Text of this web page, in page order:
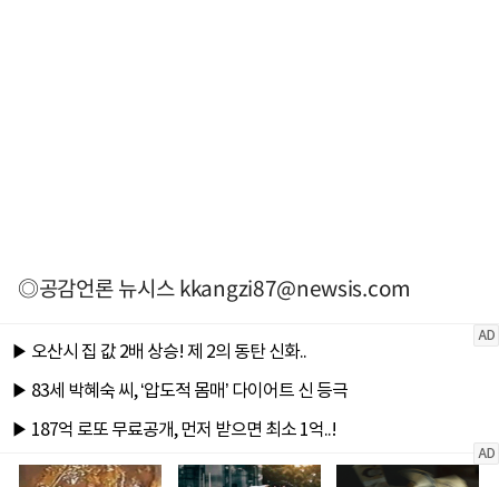
◎공감언론 뉴시스kkangzi87@newsis.com